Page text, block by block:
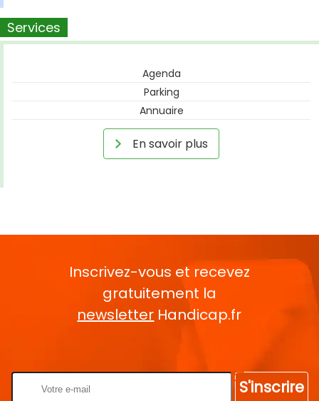
Services
Agenda
Parking
Annuaire
En savoir plus
Inscrivez-vous et recevez
gratuitement la
newsletter Handicap.fr
S'inscrire